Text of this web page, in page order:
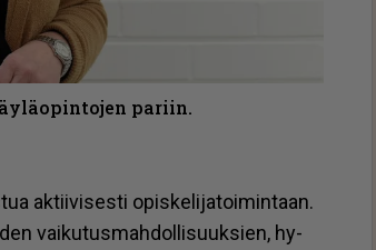
pariin.
ak­tii­vi­ses­ti opis­ke­li­ja­toi­min­taan.
vai­ku­tus­mah­dol­li­suuk­sien, hy­